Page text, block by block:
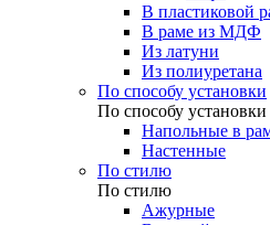
В пластиковой
В раме из МДФ
Из латуни
Из полиуретана
По способу установки
По способу установки
Напольные в
Настенные
По стилю
По стилю
Ажурные